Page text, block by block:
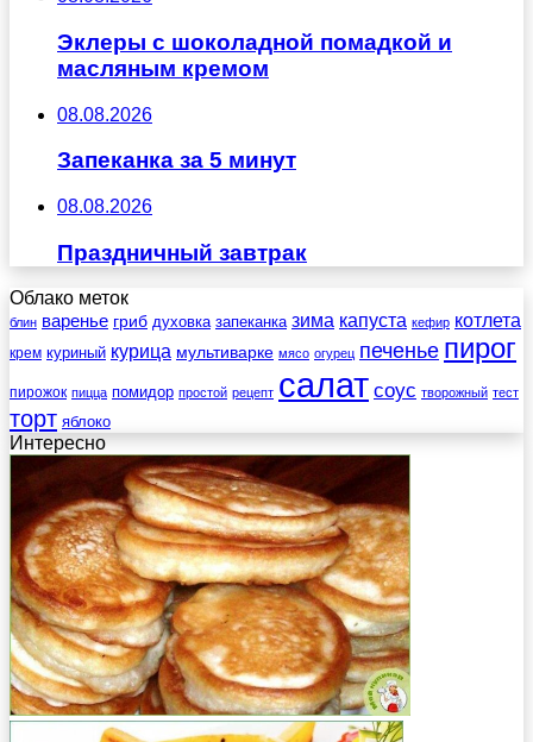
Эклеры с шоколадной помадкой и
масляным кремом
08.08.2026
Запеканка за 5 минут
08.08.2026
Праздничный завтрак
Облако меток
блин варенье гриб духовка запеканка зима капуста кефир котлета
крем куриный курица мультиварке мясо огурец печенье пирог
пирожок пицца помидор простой рецепт салат соус творожный тест
торт яблоко
Интересно